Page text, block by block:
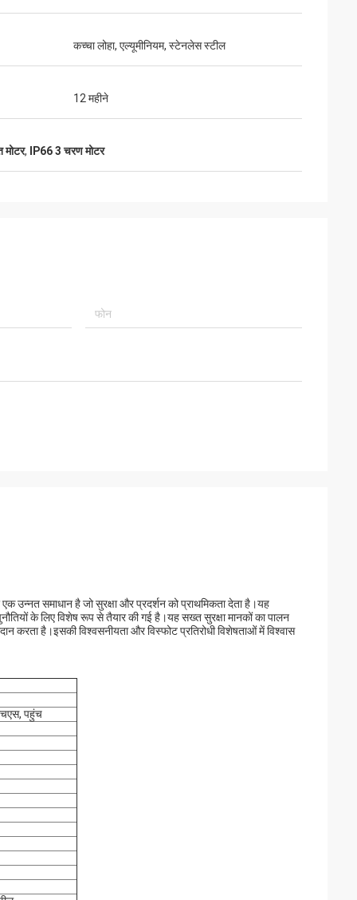
कच्चा लोहा, एल्यूमीनियम, स्टेनलेस स्टील
12 महीने
मोटर, IP66 3 चरण मोटर
उन्नत समाधान है जो सुरक्षा और प्रदर्शन को प्राथमिकता देता है।यह
के लिए विशेष रूप से तैयार की गई है।यह सख्त सुरक्षा मानकों का पालन
करता है।इसकी विश्वसनीयता और विस्फोट प्रतिरोधी विशेषताओं में विश्वास
पहुंच